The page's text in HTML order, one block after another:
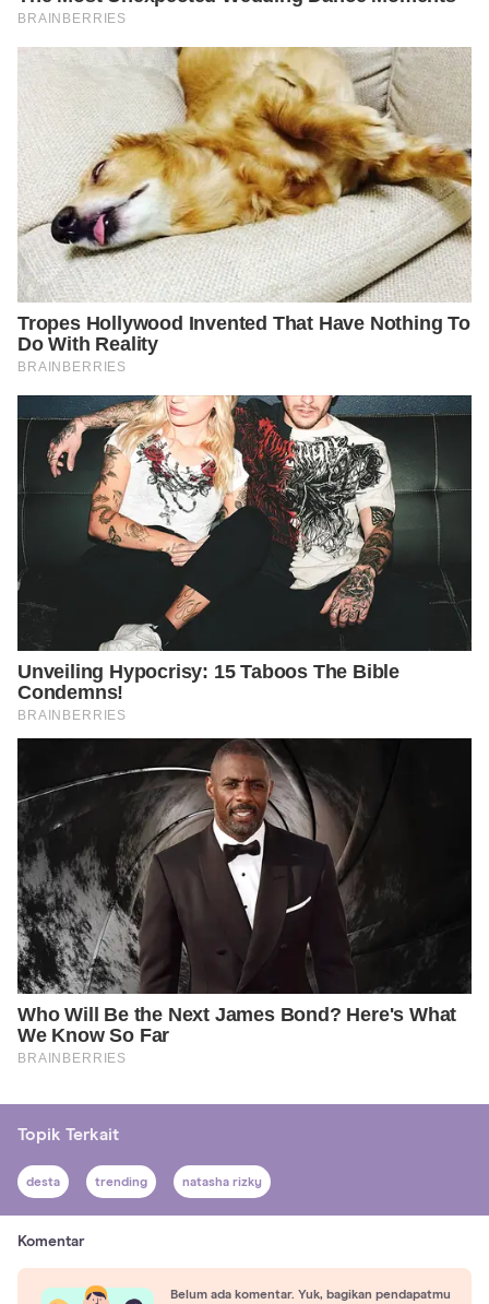
Topik Terkait
desta trending natasha rizky
Komentar
Belum ada komentar. Yuk, bagikan pendapatmu